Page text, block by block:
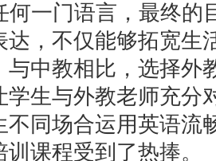
何一门语言，最终的
达，不仅能够拓宽生
与中教相比，选择外
学生与外教老师充分
不同场合运用英语流
课程受到了热捧。